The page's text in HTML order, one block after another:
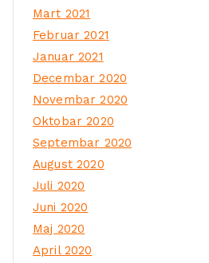
Mart 2021
Februar 2021
Januar 2021
Decembar 2020
Novembar 2020
Oktobar 2020
Septembar 2020
August 2020
Juli 2020
Juni 2020
Maj 2020
April 2020